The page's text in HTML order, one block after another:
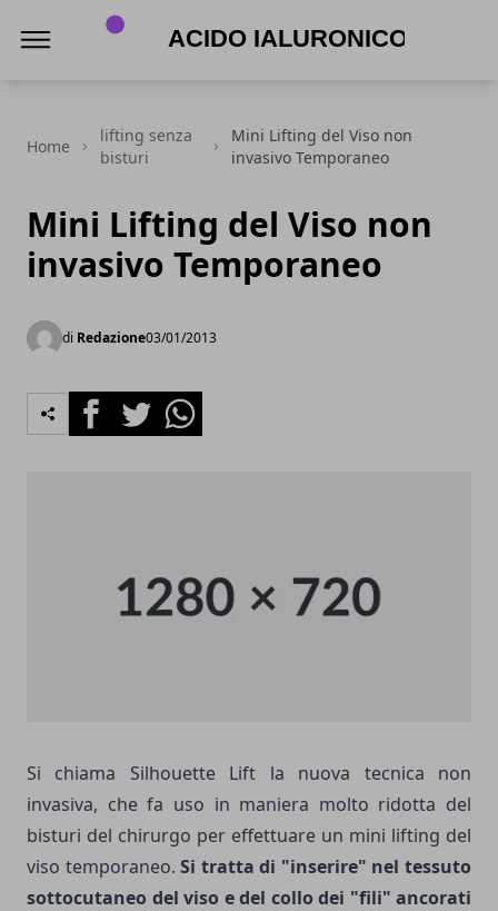
Home
lifting senza
bisturi
Mini Lifting del Viso non
invasivo Temporaneo
Mini Lifting del Viso non
invasivo Temporaneo
di Redazione03/01/2013
FacebookTwitterWhatsapp
Si chiama Silhouette Lift la nuova tecnica non
invasiva, che fa uso in maniera molto ridotta del
bisturi del chirurgo per effettuare un mini lifting del
viso temporaneo.Si tratta di "inserire" nel tessuto
sottocutaneo del viso e del collo dei "fili" ancorati